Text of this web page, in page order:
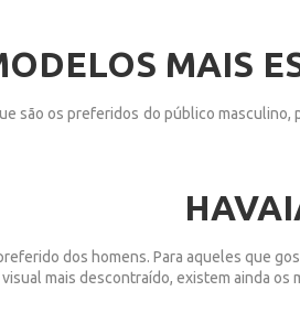
MAIS
são os preferidos do público
dos homens. Para aqueles que
mais descontraído, existem ainda os